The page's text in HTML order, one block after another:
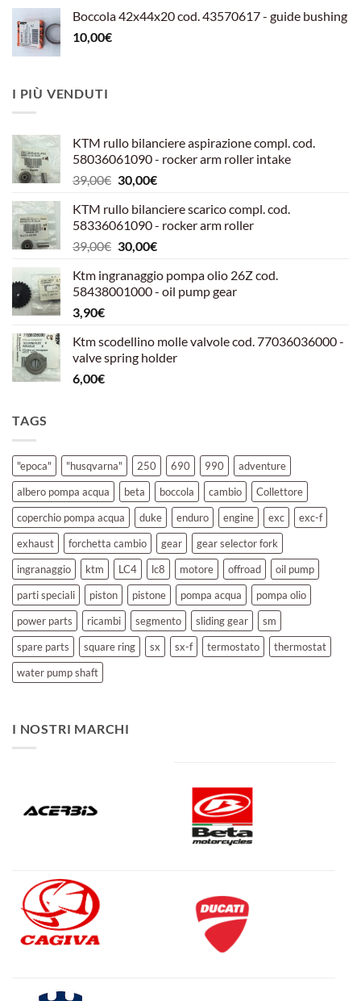
Boccola 42x44x20 cod. 43570617 - guide bushing
10,00€
I PIÙ VENDUTI
KTM rullo bilanciere aspirazione compl. cod.
58036061090 - rocker arm roller intake
39,00€ Il
originale
era:
39,00€.
30,00€Il
attuale
è:
30,00€.
KTM rullo bilanciere scarico compl. cod.
58336061090 - rocker arm roller
39,00€ Il
originale
era:
30,00€Il
attuale
è:
Ktm ingranaggio pompa olio 26Z cod.
58438001000 - oil pump gear
3,90€
Ktm scodellino molle valvole cod. 77036036000 -
valve spring holder
6,00€
TAGS
"epoca" "husqvarna" 250 690 990
adventure
albero pompa acqua
beta boccola cambio
Collettore
coperchio pompa acqua
duke enduro engine exc
exc-f
exhaust
forchetta cambio gear
gear selector fork
ingranaggio
ktm LC4 lc8 motore offroad
oil pump
parti speciali
piston pistone pompa acqua
pompa olio
power parts
ricambi segmento sliding gear
sm
spare parts
square ring sx sx-f termostato
thermostat
water pump shaft
I NOSTRI MARCHI